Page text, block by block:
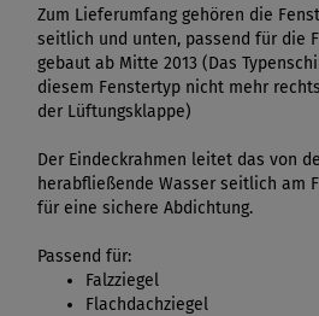
Zum Lieferumfang gehören die
seitlich und unten, passend für die
gebaut ab Mitte 2013 (Das
diesem Fenstertyp nicht mehr
der Lüftungsklappe)
Der Eindeckrahmen leitet das von
herabfließende Wasser seitlich am
für eine sichere Abdichtung.
Passend für:
Falzziegel
Flachdachziegel